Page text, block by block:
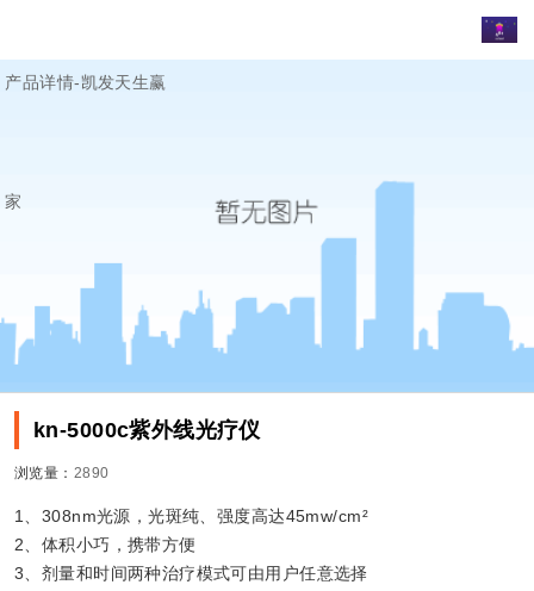
产品详情-凯发天生赢
家
kn-5000c紫外线光疗仪
浏览量： 2890
1、308nm光源，光斑纯、强度高达45mw/cm²
2、体积小巧，携带方便
3、剂量和时间两种治疗模式可由用户任意选择